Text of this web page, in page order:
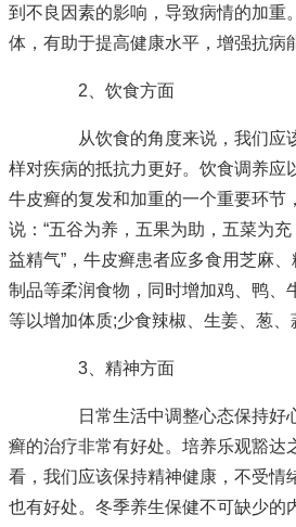
到不良因素的影响，导致病情的加重
体，有助于提高健康水平，增强抗病
2、饮食方面
从饮食的角度来说，我们应
样对疾病的抵抗力更好。饮食调养应
牛皮癣的复发和加重的一个重要环节
说：“五谷为养，五果为助，五菜为
益精气”，牛皮癣患者应多食用芝麻
制品等柔润食物，同时增加鸡、鸭、
等以增加体质;少食辣椒、生姜、葱、
3、精神方面
日常生活中调整心态保持好
癣的治疗非常有好处。培养乐观豁达
看，我们应该保持精神健康，不受情
也有好处。冬季养生保健不可缺少的